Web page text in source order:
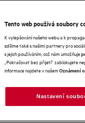
Tento web používá soubory
K vylepšování našeho webu a k
sdílíme také s našimi partnery pro
s jejich používáním, což nám umožňuje
„Pokračovat bez přijetí“ zablokujete
informace najdete v našemOznámení
Nastavení